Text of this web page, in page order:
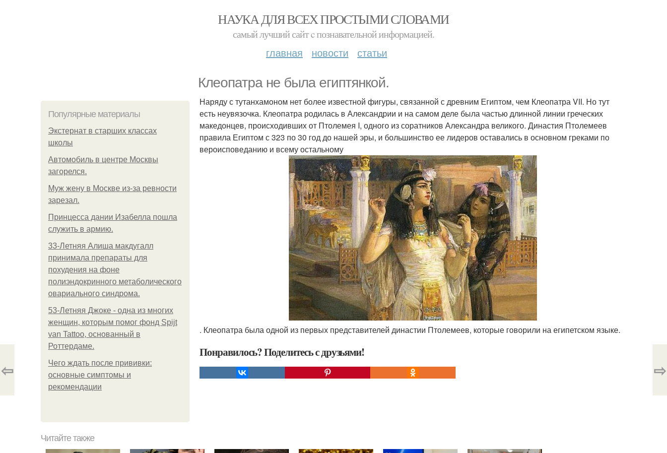
НАУКА ДЛЯ ВСЕХ ПРОСТЫМИ СЛОВАМИ
самый лучший сайт c познавательной информацией.
главная новости статьи
Клеопатра не была египтянкой.
Популярные материалы
Экстернат в старших классах
школы
Автомобиль в центре Москвы
загорелся.
Mуж жену в Москве из-за ревности
зарезал.
Принцесса дании Изабелла пошла
служить в армию.
33-Летняя Алиша макдугалл
принимала препараты для
похудения на фоне
полиэндокринного метаболического
овариального синдрома.
53-Летняя Джоке - одна из многих
женщин, которым помог фонд Spijt
van Tattoo, основанный в
Роттердаме.
Чего ждать после прививки:
основные симптомы и
рекомендации
Наряду с тутанхамоном нет более известной фигуры, связанной с древним Египтом, чем Клеопатра VII. Но тут
есть неувязочка. Клеопатра родилась в Александрии и на самом деле была частью длинной линии греческих
македонцев, происходивших от Птолемея I, одного из соратников Александра великого. Династия Птолемеев
правила Египтом с 323 по 30 год до нашей эры, и большинство ее лидеров оставались в основном греками по
вероисповеданию и всему остальному
. Клеопатра была одной из первых представителей династии Птолемеев, которые говорили на египетском языке.
Понравилось? Поделитесь с друзьями!
⇦ ⇨
Читайте также